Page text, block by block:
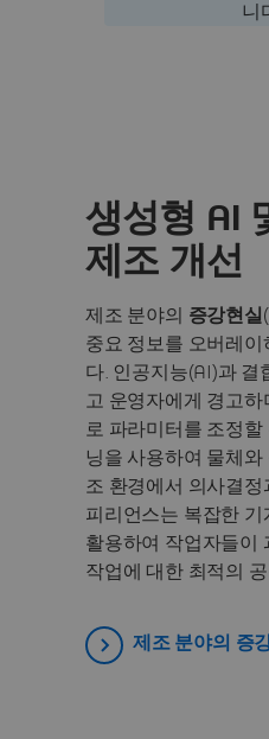
니
생성형 AI
제조 개선
제조 분야의 증강현실
중요 정보를 오버레이
다. 인공지능(AI)과 결
고 운영자에게 경고
로 파라미터를 조정
닝을 사용하여 물체와
조 환경에서 의사결
피리언스는 복잡한
활용하여 작업자들이
작업에 대한 최적의
제조 분야의 증